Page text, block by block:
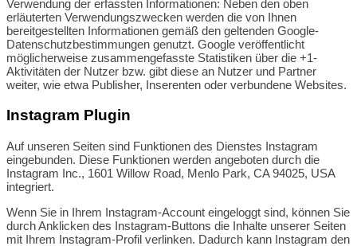
Verwendung der erfassten Informationen: Neben den oben
erläuterten Verwendungszwecken werden die von Ihnen
bereitgestellten Informationen gemäß den geltenden Google-
Datenschutzbestimmungen genutzt. Google veröffentlicht
möglicherweise zusammengefasste Statistiken über die +1-
Aktivitäten der Nutzer bzw. gibt diese an Nutzer und Partner
weiter, wie etwa Publisher, Inserenten oder verbundene Websites.
Instagram Plugin
Auf unseren Seiten sind Funktionen des Dienstes Instagram
eingebunden. Diese Funktionen werden angeboten durch die
Instagram Inc., 1601 Willow Road, Menlo Park, CA 94025, USA
integriert.
Wenn Sie in Ihrem Instagram-Account eingeloggt sind, können Sie
durch Anklicken des Instagram-Buttons die Inhalte unserer Seiten
mit Ihrem Instagram-Profil verlinken. Dadurch kann Instagram den